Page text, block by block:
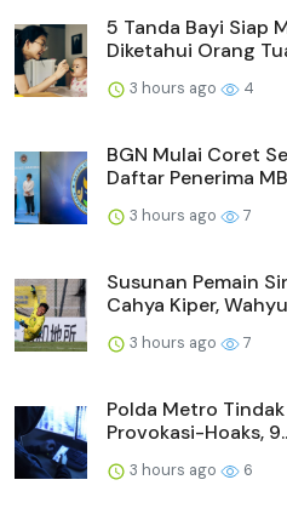
5 Tanda Bayi Siap
Diketahui Orang
3 hours ago 4
BGN Mulai Coret
Daftar Penerima
3 hours ago 7
Susunan Pemain
Cahya Kiper, Wahyu
3 hours ago 7
Polda Metro
Provokasi-Hoaks,
3 hours ago 6